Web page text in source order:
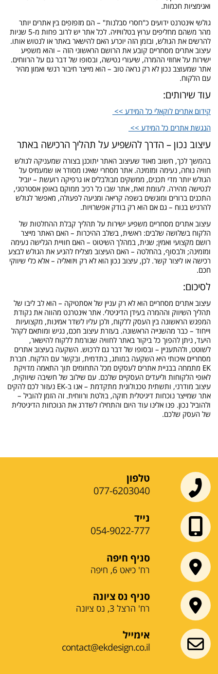
ואנימציות חכמות.
גולשי אינטרנט ידועים כ"חסרי סבלנות" – הם מזפזפים בין אתרים יותר
מהר משהם מחליפים ערוץ בטלוויזיה. לכל אתר יש לרוב פחות מ-5 שניות
להרשים את הגולש, ובזמן הזה יוכרע האם להישאר באתר או לנטוש אותו.
עיצוב אתרים מסחריים קובע את הרושם הראשוני הזה – והוא משפיע
ישירות על אחוזי ההמרה, שיעורי נטישה, ובסופו של דבר גם על הרווחים.
אתר שמעוצב נכון לא רק נראה טוב – הוא מייצר חיבור רגשי ואמון מהיר
עם הלקוח.
עוד שירותים:
קידום אתרים לוקאלי כל המידע >>
הנגשת אתרים כל המידע >>
עיצוב נכון – הדרך להשפיע על תהליך הרכישה באתר
בהמשך לכך, חשוב מאוד שעיצוב האתר יתוכנן בצורה שמעניקה לגולש
חוויה נוחה, נעימה ומזמינה. אתר מסחרי שאינו מסודר או שמעמיס על
הגולש יותר מדי תכנים, ממשקים מבולבלים או גרפיקה רועשת – יוביל
לנטישה מהירה. לעומת זאת, אתר שבו כל רכיב ממוקם באופן אסטרטגי,
התכנים ברורים ומוגשים בשפה קריאה ומניעה לפעולה, מאפשר לגולש
להרגיש בנוח – גם אם הוא רק בודק אפשרויות.
עיצוב אתרים מסחריים משפיע ישירות על תהליך קבלת ההחלטות של
הלקוח בשלושה שלבים: ראשית, בשלב ההיכרות – האם האתר מייצר
רושם מקצועי ואמין; שנית, במהלך השיטוט – האם חוויית הגלישה נעימה
ומזמינה; ולבסוף, בהחלטה – האם העיצוב מצליח להניע את הגולש לבצע
רכישה או ליצור קשר. לכן, עיצוב נכון הוא לא רק ויזואליה – אלא כלי שיווקי
חכם.
לסיכום:
עיצוב אתרים מסחריים הוא לא רק עניין של אסתטיקה – הוא לב ליבו של
תהליך השיווק וההמרה בעידן הדיגיטלי. אתר אינטרנט מהווה את נקודת
המפגש הראשונה בין העסק ללקוח, ולכן עליו לשדר אמינות, מקצועיות
וייחוד – כבר מהשנייה הראשונה. בעזרת עיצוב חכם, נגיש ומותאם לקהל
היעד, ניתן להפוך כל ביקור באתר לחוויה שגורמת ללקוח להישאר,
לשוטט, ולהתעניין – ובסופו של דבר גם לרכוש. השקעה בעיצוב אתרים
מסחריים איכותי היא השקעה במותג, בתדמית, ובקשר עם הלקוח. חברת
EK מתמחה בבניית אתרים לעסקים מכל התחומים תוך התאמה מדויקת
לאופי הלקוחות וליעדים העסקיים שלכם. עם שילוב של חשיבה שיווקית,
עיצוב מודרני, ותשתית טכנולוגית מתקדמת – אנו ב-EK נעזור לכם להקים
אתר שמייצר נוכחות דיגיטלית חזקה, בולטת ורווחית. זה הזמן להוביל –
ולהוביל נכון. פנו אלינו עוד היום והתחילו לשדרג את הנוכחות הדיגיטלית
של העסק שלכם.
טלפון
077-6203040
נייד
054-9022-777
סניף חיפה
רח' כיאט 6, חיפה
סניף נס ציונה
רח' הרצל 3, נס ציונה
אימייל
contact@ekdesign.co.il